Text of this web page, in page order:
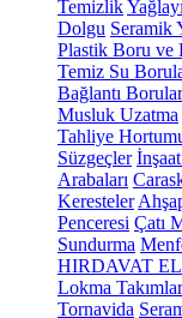
Temizlik
Dolgu Seramik
Plastik Boru ve
Temiz Su
Bağlantı
Musluk Uzatma
Tahliye
Süzgeçler
Arabaları
Keresteler
Penceresi Çatı
Sundurma
HIRDAVAT
Lokma
Tornavida